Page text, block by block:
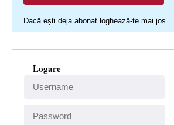
Dacă ești deja abonat loghează-te mai jos.
Logare